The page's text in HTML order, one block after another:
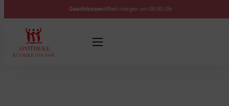
Geschlossenöffnet morgen um 08:00 Uhr